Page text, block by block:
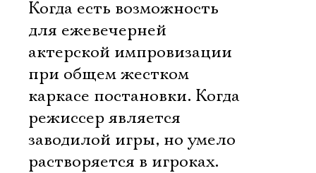
Когда есть возможность
для ежевечерней
актерской импровизации
при общем жестком
каркасе постановки. Когда
режиссер является
заводилой игры, но умело
растворяется в игроках.